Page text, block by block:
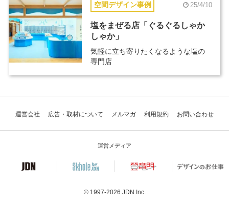
コラム 空間デザイン事例 25/4/10
塩をまぜる店「ぐるぐるしゃか
しゃか」
気軽に立ち寄りたくなるような塩の
専門店
運営会社 広告・取材について メルマガ 利用規約 お問い合わせ
運営メディア
© 1997-2026 JDN Inc.